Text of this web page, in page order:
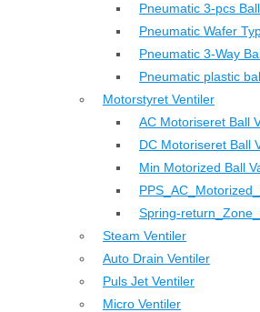
Pneumatic 3-pcs Ball
Pneumatic Wafer
Pneumatic 3-Way
Pneumatic plastic
Motorstyret Ventiler
AC Motoriseret Ball
DC Motoriseret Ball
Min Motorized Ball
Spring-
Steam Ventiler
Auto Drain Ventiler
Puls Jet Ventiler
Micro Ventiler